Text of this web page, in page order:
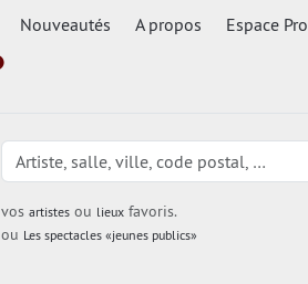
Nouveautés A propos Espace Pro
vos artistesou lieuxfavoris.
ou Les spectacles «jeunes publics»